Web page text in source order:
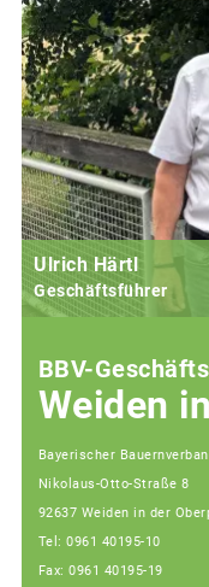
Ulrich Härtl
Geschäftsführer
BBV-
Weiden
Bayerischer
Nikolaus-Otto-Straße 8
92637 Weiden in der
Tel: 0961 40195-10
Fax: 0961 40195-19